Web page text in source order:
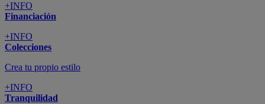
+INFO
Financiación
+INFO
Colecciones
Crea tu propio estilo
+INFO
Tranquilidad